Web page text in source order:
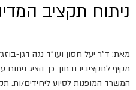
ניתוח תקציב
מאת: ד"ר יעל חסון ועו"ד נגה דגן-
מקיף לתקציביו ובתוך כך הציג ניתוח